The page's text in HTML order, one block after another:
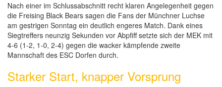
Nach einer im Schlussabschnitt recht klaren Angelegenheit gegen
die Freising Black Bears sagen die Fans der Münchner Luchse
am gestrigen Sonntag ein deutlich engeres Match. Dank eines
Siegtreffers neunzig Sekunden vor Abpfiff setzte sich der MEK mit
4-6 (1-2, 1-0, 2-4) gegen die wacker kämpfende zweite
Mannschaft des ESC Dorfen durch.
Starker Start, knapper Vorsprung